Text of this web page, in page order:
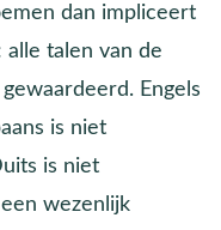
dan impliceert
talen van de
Engels
is niet
is niet
een wezenlijk